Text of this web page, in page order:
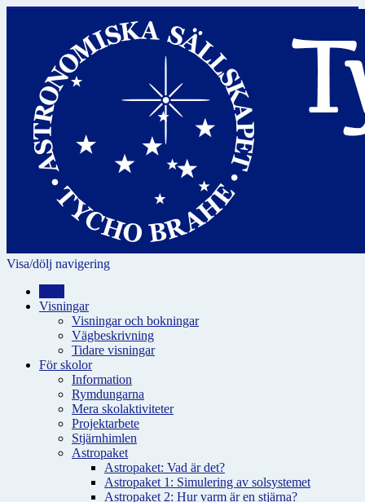
Visa/dölj navigering
Visningar
Visningar och bokningar
Vägbeskrivning
Tidare visningar
För skolor
Information
Rymdungarna
Mera skolaktiviteter
Projektarbete
Stjärnhimlen
Astropaket
Astropaket: Vad är det?
Astropaket 1: Simulering av solsystemet
Astropaket 2: Hur varm är en stjärna?